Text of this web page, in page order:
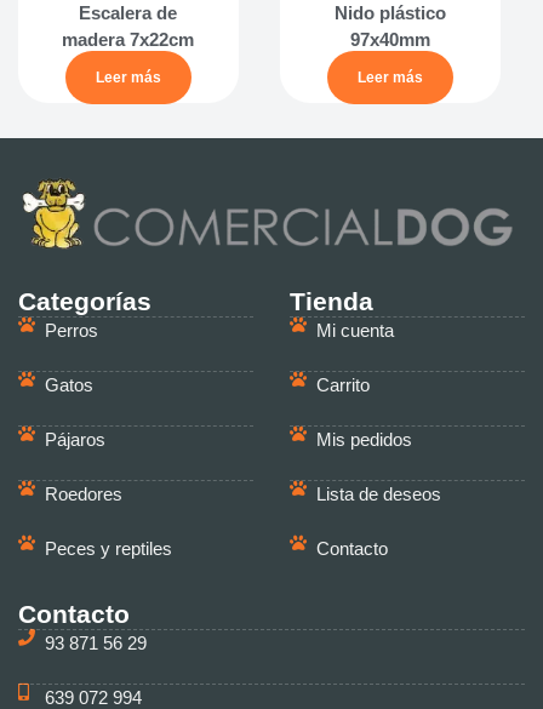
Escalera de
madera 7x22cm
Leer más
Nido plástico
97x40mm
Leer más
Categorías
Perros
Gatos
Pájaros
Roedores
Peces y reptiles
Tienda
Mi cuenta
Carrito
Mis pedidos
Lista de deseos
Contacto
Contacto
93 871 56 29
639 072 994